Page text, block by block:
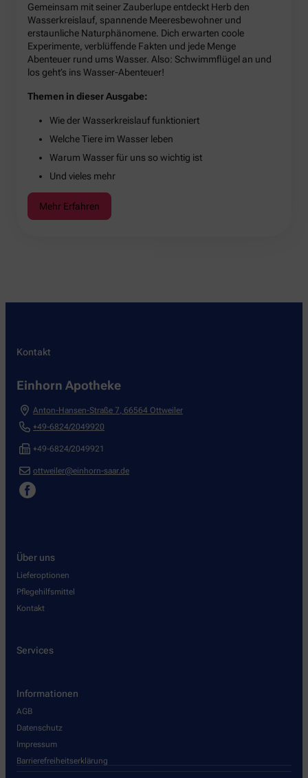
Gemeinsam mit seiner Zauberlupe entdeckt Herb den
Wasserkreislauf, spannende Meeresbewohner und
erstaunliche Naturphänomene. Dich erwarten coole
Experimente, verblüffende Fakten und jede Menge
Abenteuer rund ums Wasser. Also: Schwimmflügel an und
los geht’s ins Wasser-Abenteuer!
Themen in dieser Ausgabe:
Wie der Wasserkreislauf funktioniert
Welche Tiere im Wasser leben
Warum Wasser für uns so wichtig ist
Und vieles mehr
Mehr Erfahren
Kontakt
Einhorn Apotheke
Anton-Hansen-Straße 7, 66564 Ottweiler
+49-6824/2049920
+49-6824/2049921
ottweiler@einhorn-saar.de
Über uns
Lieferoptionen
Pflegehilfsmittel
Kontakt
Services
Informationen
AGB
Datenschutz
Impressum
Barrierefreiheitserklärung